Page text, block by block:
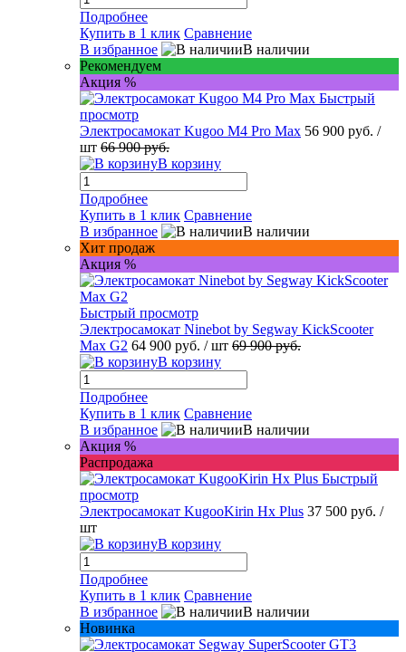
Подробнее
Купить в 1 клик Сравнение
В избранное
В наличии
Рекомендуем
Акция %
Быстрый
просмотр
Электросамокат Kugoo M4 Pro Max 56 900 руб. /
шт 66 900 руб.
В корзину
Подробнее
Купить в 1 клик Сравнение
В избранное
В наличии
Хит продаж
Акция %
Быстрый просмотр
Электросамокат Ninebot by Segway KickScooter
Max G2 64 900 руб. / шт 69 900 руб.
В корзину
Подробнее
Купить в 1 клик Сравнение
В избранное
В наличии
Акция %
Распродажа
Быстрый
просмотр
Электросамокат KugooKirin Hx Plus 37 500 руб. /
шт
В корзину
Подробнее
Купить в 1 клик Сравнение
В избранное
В наличии
Новинка